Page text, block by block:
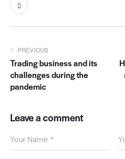
e
n
,
e
a
s
c
u
PREVIOUS
Trading business and its
challenges during the
pandemic
Leave a comment